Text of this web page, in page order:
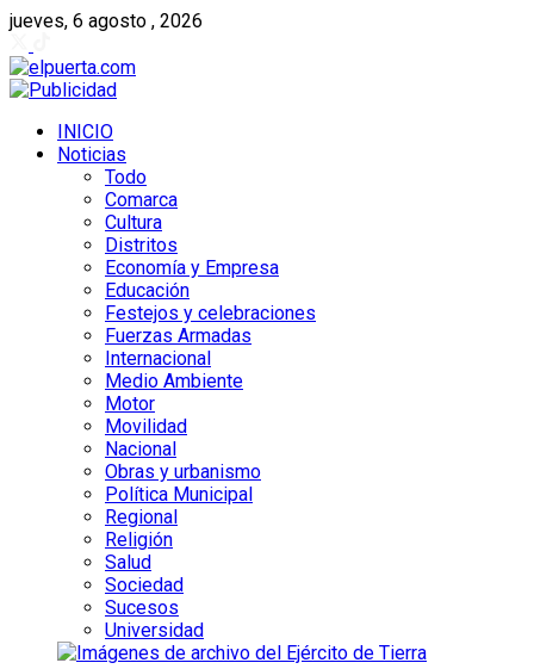
jueves, 6 agosto , 2026
INICIO
Noticias
Todo
Comarca
Cultura
Distritos
Economía y Empresa
Educación
Festejos y celebraciones
Fuerzas Armadas
Internacional
Medio Ambiente
Motor
Movilidad
Nacional
Obras y urbanismo
Política Municipal
Regional
Religión
Salud
Sociedad
Sucesos
Universidad